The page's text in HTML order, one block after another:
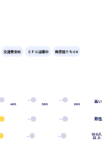
交通費支給 ミドル活躍中 無資格でもOK
40代 50代 60代
高い
男性
100人
以上